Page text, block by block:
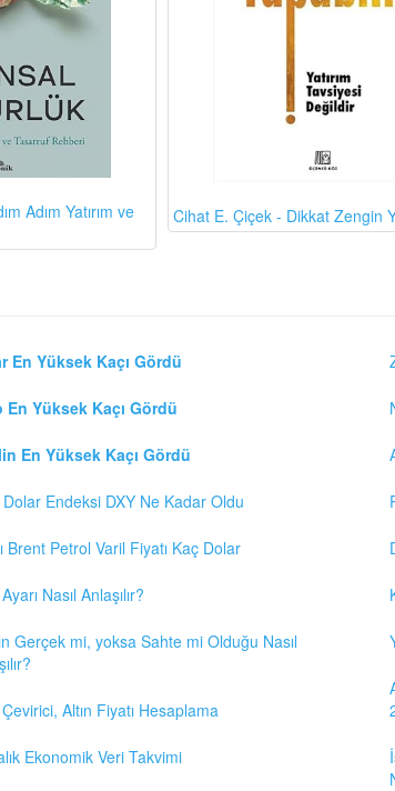
Adım Yatırım ve
Cihat E. Çiçek - Dikkat Zengin
En Yüksek Kaçı Gördü
En Yüksek Kaçı Gördü
En Yüksek Kaçı Gördü
Endeksi DXY Ne Kadar Oldu
Brent Petrol Varil Fiyatı Kaç Dolar
Nasıl Anlaşılır?
Gerçek mi, yoksa Sahte mi Olduğu Nasıl
Çevirici, Altın Fiyatı Hesaplama
Ekonomik Veri Takvimi